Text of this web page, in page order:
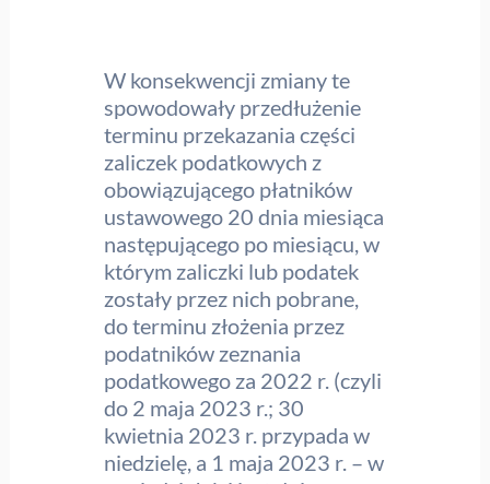
W konsekwencji zmiany te
spowodowały przedłużenie
terminu przekazania części
zaliczek podatkowych z
obowiązującego płatników
ustawowego 20 dnia miesiąca
następującego po miesiącu, w
którym zaliczki lub podatek
zostały przez nich pobrane,
do terminu złożenia przez
podatników zeznania
podatkowego za 2022 r. (czyli
do 2 maja 2023 r.; 30
kwietnia 2023 r. przypada w
niedzielę, a 1 maja 2023 r. – w